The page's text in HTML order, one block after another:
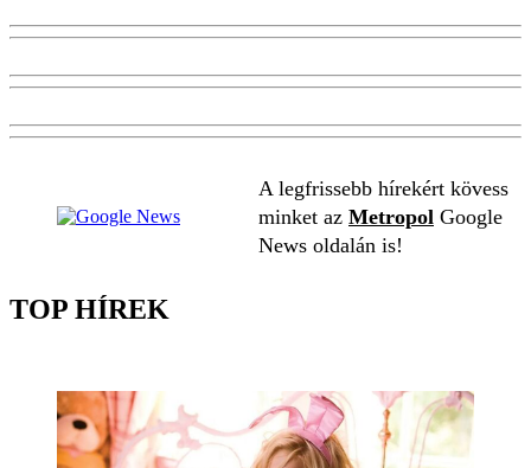
A legfrissebb hírekért kövess
minket az Metropol Google
News oldalán is!
TOP HÍREK